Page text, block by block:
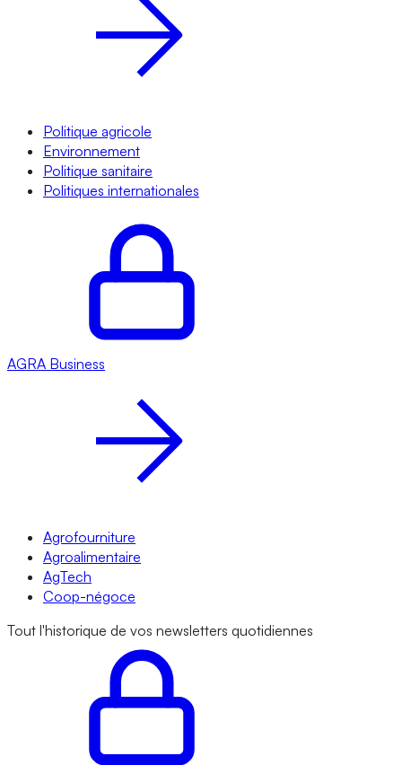
Politique agricole
Environnement
Politique sanitaire
Politiques internationales
AGRA Business
Agrofourniture
Agroalimentaire
AgTech
Coop-négoce
Tout l'historique de vos newsletters quotidiennes